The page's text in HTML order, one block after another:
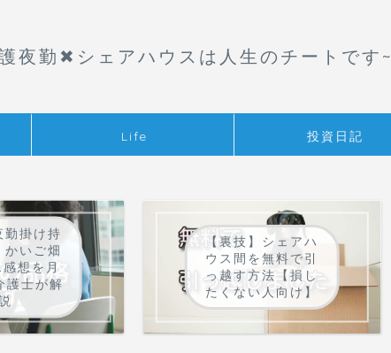
夜勤✖︎シェアハウスは人生のチートです~
Life 投資日記
勤掛け持
かいご畑
想を月
護士が解
【裏技】シェアハ
ウス間を無料で引
っ越す方法【損し
たくない人向け】